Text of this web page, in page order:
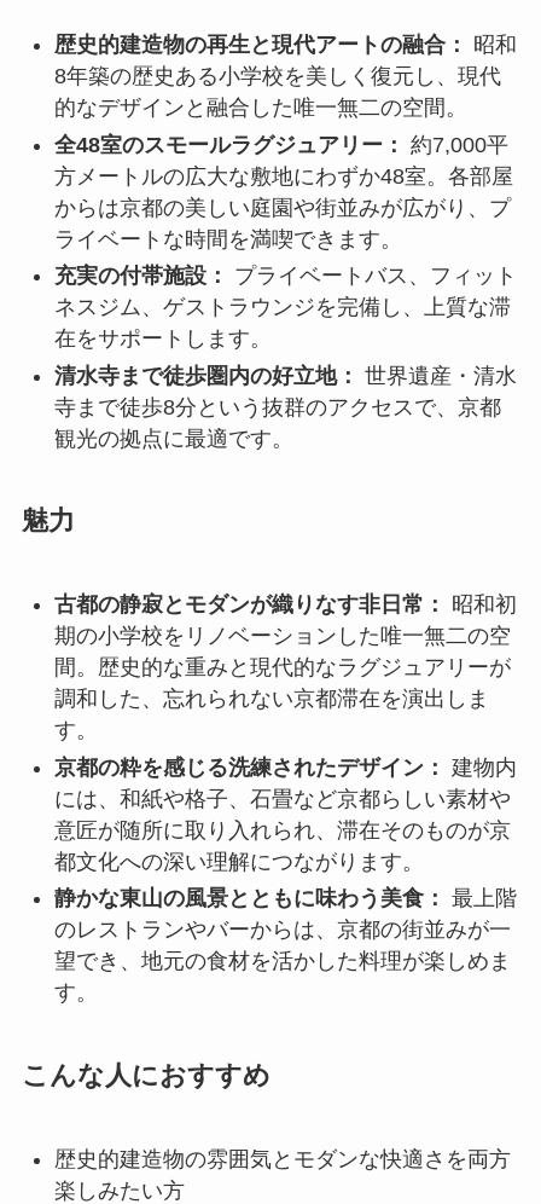
歴史的建造物の再⽣と現代アートの融合：
昭和
8年築の歴史ある小学校を美しく復元し、現代
的なデザインと融合した唯一無二の空間。
全48室のスモールラグジュアリー： 約7,000平
方メートルの広大な敷地にわずか48室。各部屋
からは京都の美しい庭園や街並みが広がり、プ
ライベートな時間を満喫できます。
充実の付帯施設：
プライベートバス、フィット
ネスジム、ゲストラウンジを完備し、上質な滞
在をサポートします。
清水寺まで徒歩圏内の好立地： 世界遺産・清水
寺まで徒歩8分という抜群のアクセスで、京都
観光の拠点に最適です。
魅力
古都の静寂とモダンが織りなす非日常：
昭和初
期の小学校をリノベーションした唯一無二の空
間。歴史的な重みと現代的なラグジュアリーが
調和した、忘れられない京都滞在を演出しま
す。
京都の粋を感じる洗練されたデザイン： 建物内
には、和紙や格子、石畳など京都らしい素材や
意匠が随所に取り入れられ、滞在そのものが京
都文化への深い理解につながります。
静かな東山の風景とともに味わう美食： 最上階
のレストランやバーからは、京都の街並みが一
望でき、地元の食材を活かした料理が楽しめま
す。
こんな人におすすめ
歴史的建造物の雰囲気とモダンな快適さを両方
楽しみたい方